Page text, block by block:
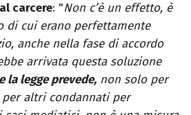
carcere: "Non c’è un effetto, è
di cui erano perfettamente
anche nella fase di accordo
arrivata questa soluzione
la legge prevede, non solo per
per altri condannati per